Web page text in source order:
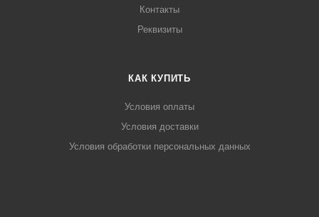
Контакты
Реквизиты
КАК КУПИТЬ
Условия оплаты
Условия доставки
Условия обработки персональных данных